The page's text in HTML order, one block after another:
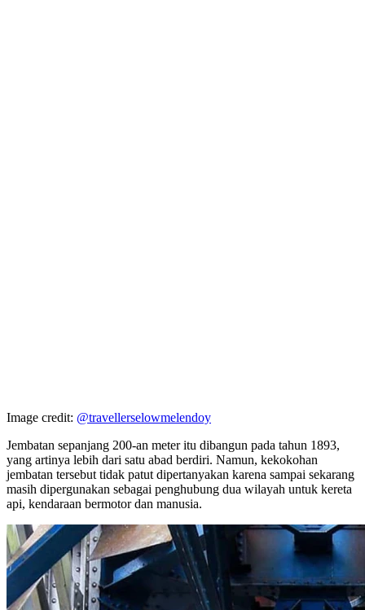
Image credit: @travellerselowmelendoy
Jembatan sepanjang 200-an meter itu dibangun pada tahun 1893,
yang artinya lebih dari satu abad berdiri. Namun, kekokohan
jembatan tersebut tidak patut dipertanyakan karena sampai sekarang
masih dipergunakan sebagai penghubung dua wilayah untuk kereta
api, kendaraan bermotor dan manusia.